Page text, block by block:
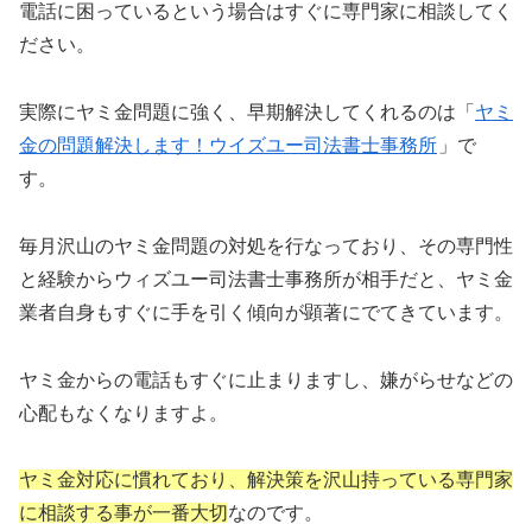
電話に困っているという場合はすぐに専門家に相談してく
ださい。
実際にヤミ金問題に強く、早期解決してくれるのは「 ヤミ
金の問題解決します！ウイズユー司法書士事務所 」で
す。
毎月沢山のヤミ金問題の対処を行なっており、その専門性
と経験からウィズユー司法書士事務所が相手だと、ヤミ金
業者自身もすぐに手を引く傾向が顕著にでてきています。
ヤミ金からの電話もすぐに止まりますし、嫌がらせなどの
心配もなくなりますよ。
ヤミ金対応に慣れており、解決策を沢山持っている専門家
に相談する事が一番大切なのです。